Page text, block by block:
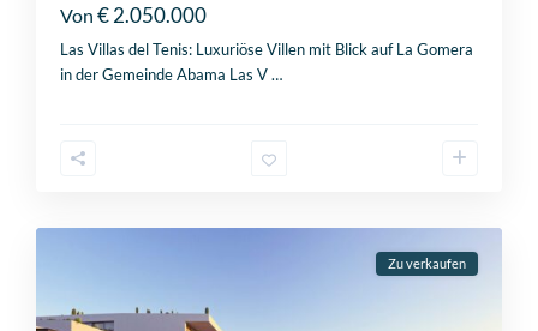
Von € 2.050.000
Las Villas del Tenis: Luxuriöse Villen mit Blick auf La Gomera
in der Gemeinde Abama Las V…
Zu verkaufen